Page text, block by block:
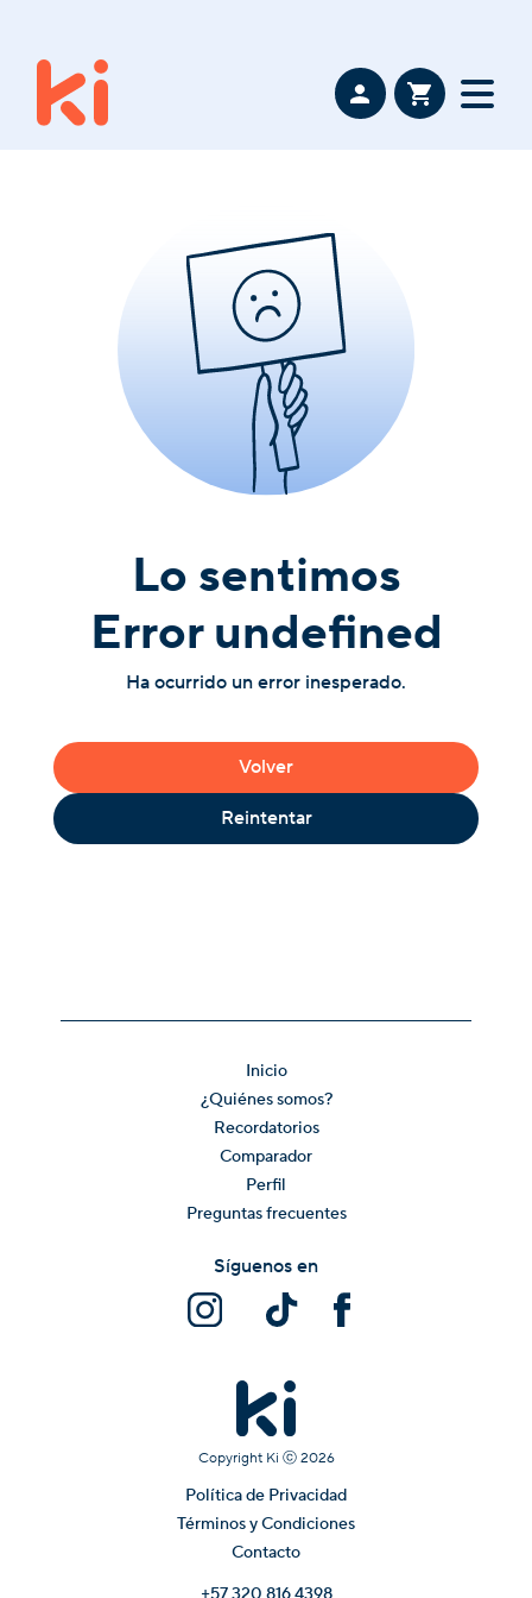
Lo sentimos
Error undefined
Ha ocurrido un error inesperado.
Volver
Reintentar
Inicio
¿Quiénes somos?
Recordatorios
Comparador
Perfil
Preguntas frecuentes
Copyright Ki ⓒ 2026
Política de Privacidad
Términos y Condiciones
Contacto
Síguenos en